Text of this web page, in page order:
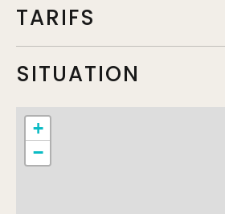
TARIFS
SITUATION
+
−